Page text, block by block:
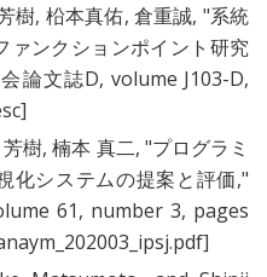
樹, 柗本真佑, 倉重誠, "系統
ァンクションポイント研究
論文誌D, volume J103-D,
樹,楠本 真二, "プログラミ
化システムの提案と評価,"
61, number 3, pages